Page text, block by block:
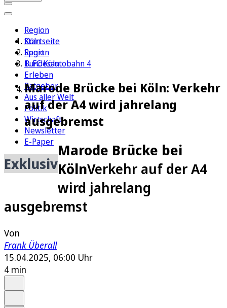
Region
Köln
Sport
1. FC Köln
Erleben
Ratgeber
Aus aller Welt
Politik
Wirtschaft
Newsletter
E-Paper
Startseite
Region
Bundesautobahn 4
Marode Brücke bei Köln: Verkehr
auf der A4 wird jahrelang
ausgebremst
Exklusiv
Marode Brücke bei
KölnVerkehr auf der A4
wird jahrelang
ausgebremst
Von
Frank Überall
15.04.2025, 06:00 Uhr
4 min